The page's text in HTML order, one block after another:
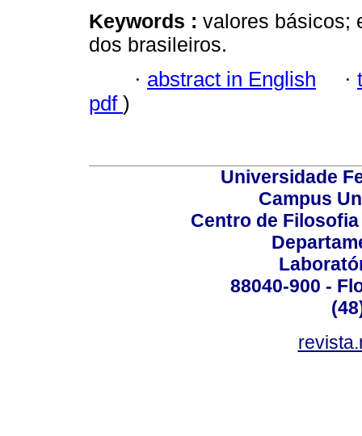
Keywords : valores básicos;
dos brasileiros.
· abstract in English ·
pdf )
Universidade
Campus
Centro de
88040-900 -